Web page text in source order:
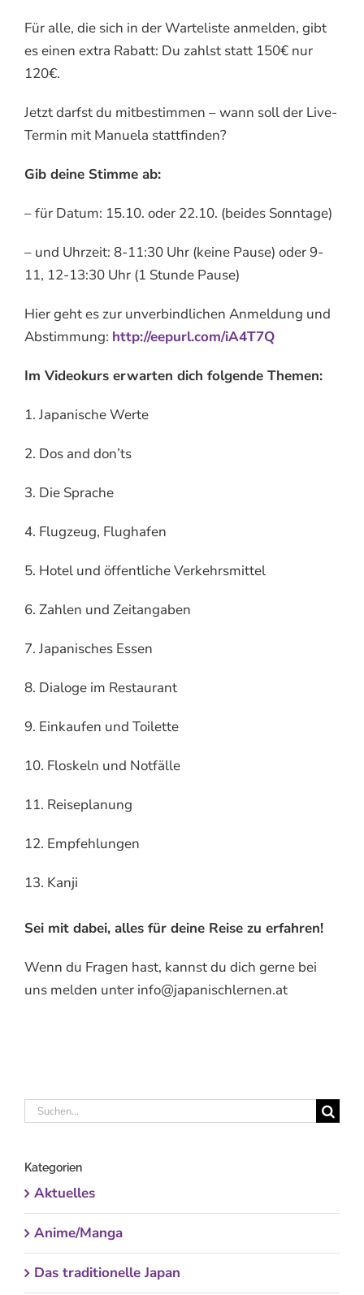
Für alle, die sich in der Warteliste anmelden, gibt
es einen extra Rabatt: Du zahlst statt 150€ nur
120€.
Jetzt darfst du mitbestimmen – wann soll der Live-
Termin mit Manuela stattfinden?
Gib deine Stimme ab:
– für Datum: 15.10. oder 22.10. (beides Sonntage)
– und Uhrzeit: 8-11:30 Uhr (keine Pause) oder 9-
11, 12-13:30 Uhr (1 Stunde Pause)
Hier geht es zur unverbindlichen Anmeldung und
Abstimmung: http://eepurl.com/iA4T7Q
Im Videokurs erwarten dich folgende Themen:
1. Japanische Werte
2. Dos and don’ts
3. Die Sprache
4. Flugzeug, Flughafen
5. Hotel und öffentliche Verkehrsmittel
6. Zahlen und Zeitangaben
7. Japanisches Essen
8. Dialoge im Restaurant
9. Einkaufen und Toilette
10. Floskeln und Notfälle
11. Reiseplanung
12. Empfehlungen
13. Kanji
Sei mit dabei, alles für deine Reise zu erfahren!
Wenn du Fragen hast, kannst du dich gerne bei
uns melden unter info@japanischlernen.at
Suche
Kategorien
Aktuelles
Anime/Manga
Das traditionelle Japan